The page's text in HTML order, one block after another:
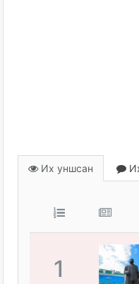
Их уншсан
1